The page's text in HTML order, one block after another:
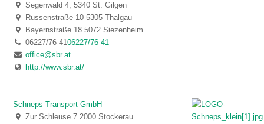
Segenwald 4, 5340 St. Gilgen
Russenstraße 10 5305 Thalgau
Bayernstraße 18 5072 Siezenheim
06227/76 4106227/76 41
office@sbr.at
http://www.sbr.at/
Schneps Transport GmbH
Zur Schleuse 7 2000 Stockerau